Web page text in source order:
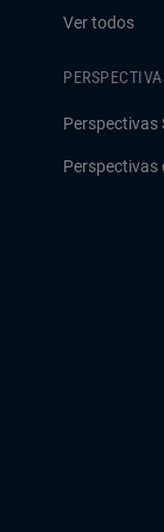
Ver todos
Perspectivas
Perspectivas